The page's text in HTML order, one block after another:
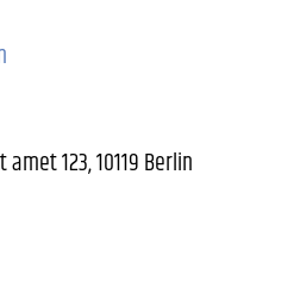
123, 10119 Berlin